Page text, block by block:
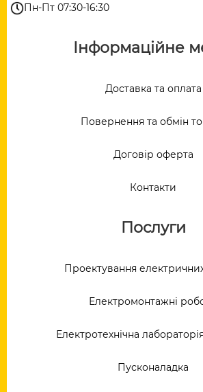
Пн-Пт 07:30-16:30
Інформаційне
Доставка та оплата
Повернення та обмін
Договір оферта
Контакти
Послуги
Проектування
Електромонтажні
Електротехнічна
Пусконаладка